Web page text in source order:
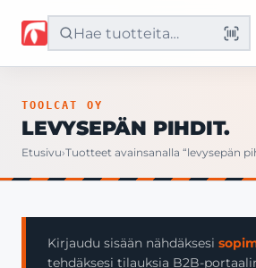
Etusivu
Yritys
TOOLCAT OY
LEVYSEPÄN PIHDIT.
Etusivu›Tuotteet avainsanalla “levysepän
Kirjaudu sisään nähdäksesi
tehdäksesi tilauksia B2B-